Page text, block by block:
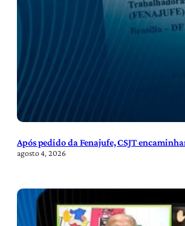
Após pedido da Fenajufe, CSJT
agosto 4, 2026